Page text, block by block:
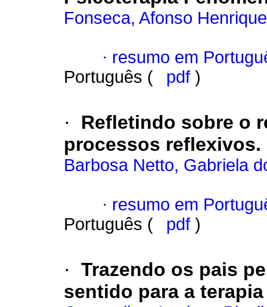
Fonseca, Afonso
· resumo em
Português (
pdf )
·
Refletindo sobre o
processos reflexivos.
Barbosa Netto, Gabriela
· resumo em
Português (
pdf )
· Trazendo os pais
sentido para a